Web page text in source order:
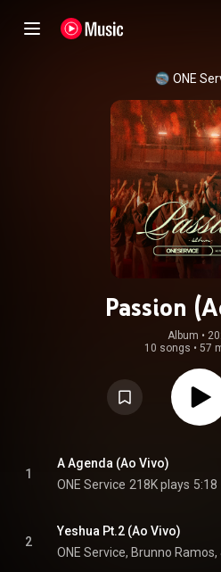
ONE
Passion
Album •
10 songs • 57
1
A Agenda (Ao Vivo)
ONE Service 218K plays 5:18
2
Yeshua Pt.2 (Ao Vivo)